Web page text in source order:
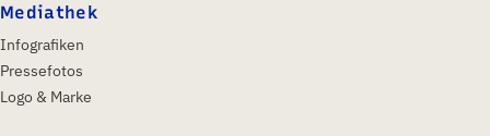
Mediathek
Infografiken
Pressefotos
Logo & Marke